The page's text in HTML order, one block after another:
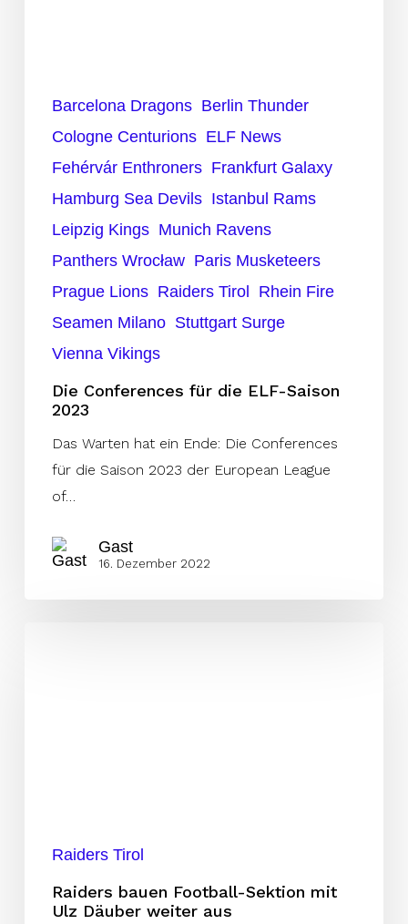
Barcelona Dragons Berlin Thunder
Cologne Centurions ELF News
Fehérvár Enthroners Frankfurt Galaxy
Hamburg Sea Devils Istanbul Rams
Leipzig Kings Munich Ravens
Panthers Wrocław Paris Musketeers
Prague Lions Raiders Tirol Rhein Fire
Seamen Milano Stuttgart Surge
Vienna Vikings
Die Conferences für die ELF-Saison
2023
Das Warten hat ein Ende: Die Conferences
für die Saison 2023 der European League
of…
Gast
16. Dezember 2022
Raiders Tirol
Raiders bauen Football-Sektion mit
Ulz Däuber weiter aus